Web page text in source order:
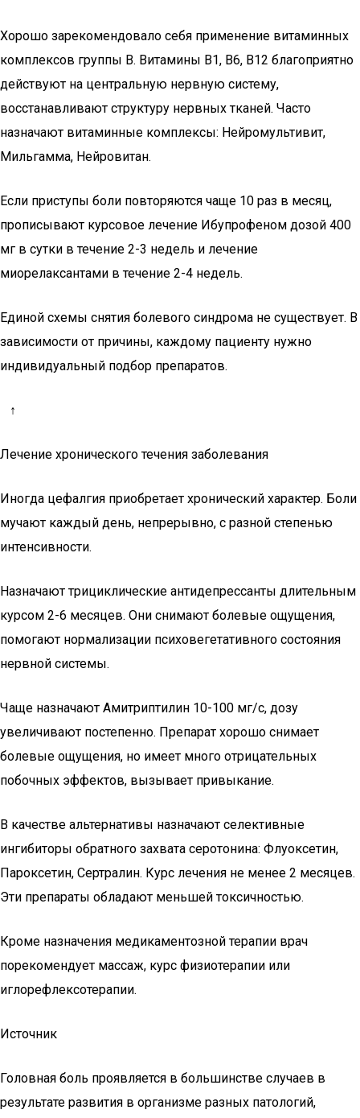
Хорошо зарекомендовало себя применение витаминных
комплексов группы В. Витамины В1, В6, В12 благоприятно
действуют на центральную нервную систему,
восстанавливают структуру нервных тканей. Часто
назначают витаминные комплексы: Нейромультивит,
Мильгамма, Нейровитан.
Если приступы боли повторяются чаще 10 раз в месяц,
прописывают курсовое лечение Ибупрофеном дозой 400
мг в сутки в течение 2-3 недель и лечение
миорелаксантами в течение 2-4 недель.
Единой схемы снятия болевого синдрома не существует. В
зависимости от причины, каждому пациенту нужно
индивидуальный подбор препаратов.
↑
Лечение хронического течения заболевания
Иногда цефалгия приобретает хронический характер. Боли
мучают каждый день, непрерывно, с разной степенью
интенсивности.
Назначают трициклические антидепрессанты длительным
курсом 2-6 месяцев. Они снимают болевые ощущения,
помогают нормализации психовегетативного состояния
нервной системы.
Чаще назначают Амитриптилин 10-100 мг/с, дозу
увеличивают постепенно. Препарат хорошо снимает
болевые ощущения, но имеет много отрицательных
побочных эффектов, вызывает привыкание.
В качестве альтернативы назначают селективные
ингибиторы обратного захвата серотонина: Флуоксетин,
Пароксетин, Сертралин. Курс лечения не менее 2 месяцев.
Эти препараты обладают меньшей токсичностью.
Кроме назначения медикаментозной терапии врач
порекомендует массаж, курс физиотерапии или
иглорефлексотерапии.
Источник
Головная боль проявляется в большинстве случаев в
результате развития в организме разных патологий,